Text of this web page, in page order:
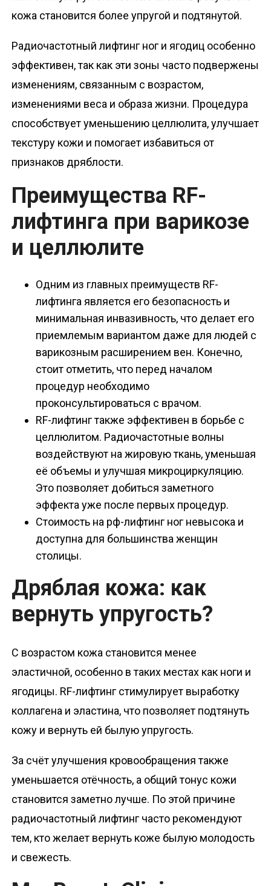
кожа становится более упругой и подтянутой.
Радиочастотный лифтинг ног и ягодиц особенно
эффективен, так как эти зоны часто подвержены
изменениям, связанным с возрастом,
изменениями веса и образа жизни. Процедура
способствует уменьшению целлюлита, улучшает
текстуру кожи и помогает избавиться от
признаков дряблости.
Преимущества RF-
лифтинга при варикозе
и целлюлите
Одним из главных преимуществ RF-
лифтинга является его безопасность и
минимальная инвазивность, что делает его
приемлемым вариантом даже для людей с
варикозным расширением вен. Конечно,
стоит отметить, что перед началом
процедур необходимо
проконсультироваться с врачом.
RF-лифтинг также эффективен в борьбе с
целлюлитом. Радиочастотные волны
воздействуют на жировую ткань, уменьшая
её объемы и улучшая микроциркуляцию.
Это позволяет добиться заметного
эффекта уже после первых процедур.
Стоимость на рф-лифтинг ног невысока и
доступна для большинства женщин
столицы.
Дряблая кожа: как
вернуть упругость?
С возрастом кожа становится менее
эластичной, особенно в таких местах как ноги и
ягодицы. RF-лифтинг стимулирует выработку
коллагена и эластина, что позволяет подтянуть
кожу и вернуть ей былую упругость.
За счёт улучшения кровообращения также
уменьшается отёчность, а общий тонус кожи
становится заметно лучше. По этой причине
радиочастотный лифтинг часто рекомендуют
тем, кто желает вернуть коже былую молодость
и свежесть.